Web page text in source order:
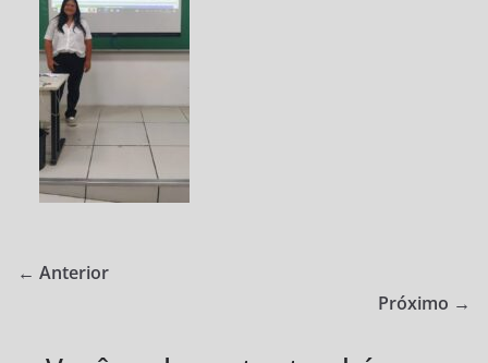
CEMEAD
← Anterior
Próximo →